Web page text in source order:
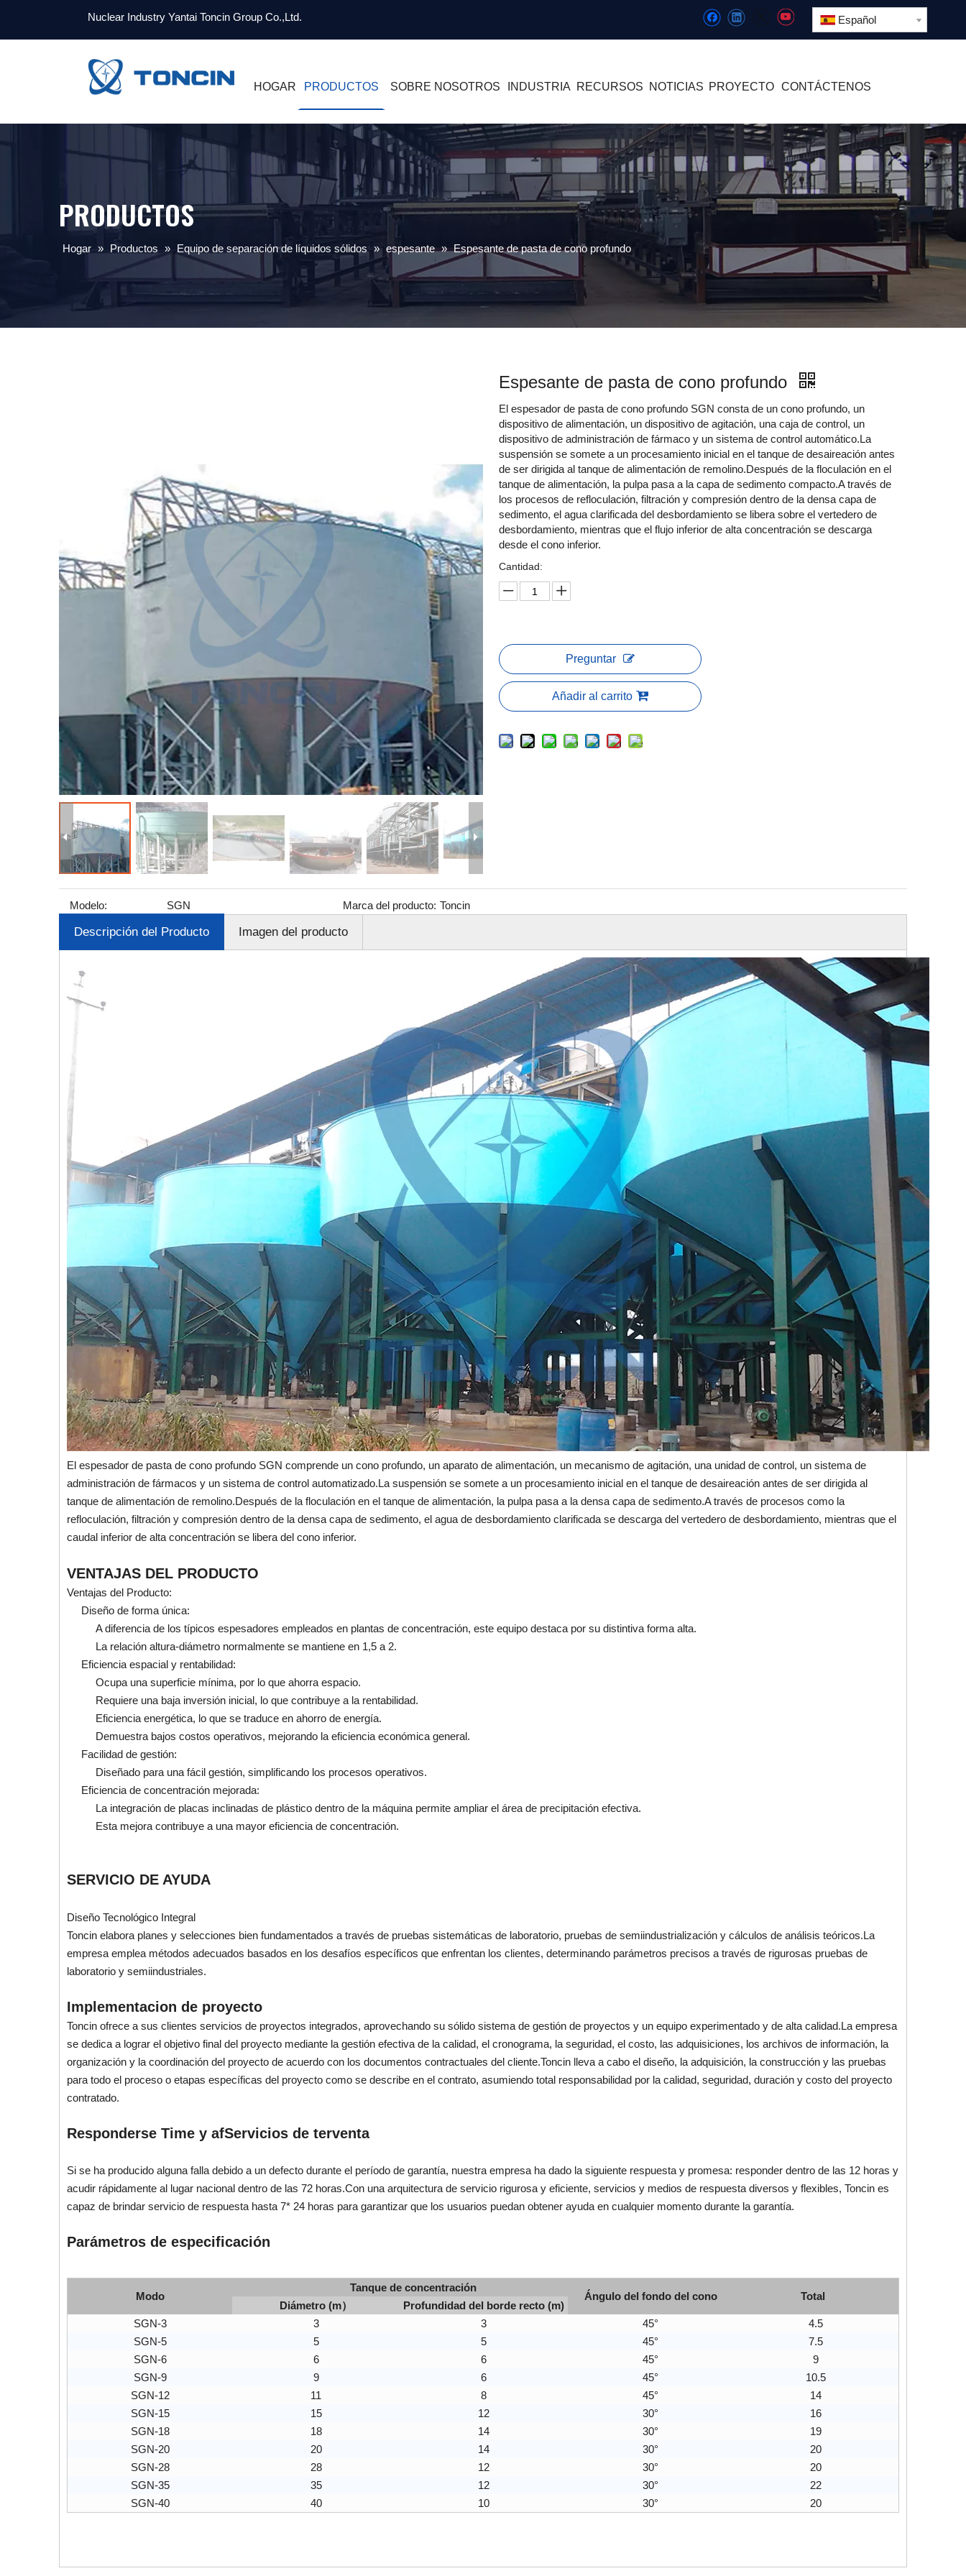
Nuclear Industry Yantai Toncin Group Co.,Ltd. Español
HOGAR PRODUCTOS SOBRE NOSOTROS INDUSTRIA RECURSOS NOTICIAS PROYECTO CONTÁCTENOS
PRODUCTOS
Hogar » Productos » Equipo de separación de líquidos sólidos » espesante » Espesante de pasta de cono profundo
Espesante de pasta de cono profundo
El espesador de pasta de cono profundo SGN consta de un cono profundo, un
dispositivo de alimentación, un dispositivo de agitación, una caja de control, un
dispositivo de administración de fármaco y un sistema de control automático.La
suspensión se somete a un procesamiento inicial en el tanque de desaireación antes
de ser dirigida al tanque de alimentación de remolino.Después de la floculación en el
tanque de alimentación, la pulpa pasa a la capa de sedimento compacto.A través de
los procesos de refloculación, filtración y compresión dentro de la densa capa de
sedimento, el agua clarificada del desbordamiento se libera sobre el vertedero de
desbordamiento, mientras que el flujo inferior de alta concentración se descarga
desde el cono inferior.
Cantidad:
Preguntar
Añadir al carrito
Modelo: SGN Marca del producto: Toncin
Descripción del Producto Imagen del producto
El espesador de pasta de cono profundo SGN comprende un cono profundo, un aparato de alimentación, un mecanismo de agitación, una unidad de control, un sistema de
administración de fármacos y un sistema de control automatizado.La suspensión se somete a un procesamiento inicial en el tanque de desaireación antes de ser dirigida al
tanque de alimentación de remolino.Después de la floculación en el tanque de alimentación, la pulpa pasa a la densa capa de sedimento.A través de procesos como la
refloculación, filtración y compresión dentro de la densa capa de sedimento, el agua de desbordamiento clarificada se descarga del vertedero de desbordamiento, mientras que el
caudal inferior de alta concentración se libera del cono inferior.
VENTAJAS DEL PRODUCTO
Ventajas del Producto:
Diseño de forma única:
A diferencia de los típicos espesadores empleados en plantas de concentración, este equipo destaca por su distintiva forma alta.
La relación altura-diámetro normalmente se mantiene en 1,5 a 2.
Eficiencia espacial y rentabilidad:
Ocupa una superficie mínima, por lo que ahorra espacio.
Requiere una baja inversión inicial, lo que contribuye a la rentabilidad.
Eficiencia energética, lo que se traduce en ahorro de energía.
Demuestra bajos costos operativos, mejorando la eficiencia económica general.
Facilidad de gestión:
Diseñado para una fácil gestión, simplificando los procesos operativos.
Eficiencia de concentración mejorada:
La integración de placas inclinadas de plástico dentro de la máquina permite ampliar el área de precipitación efectiva.
Esta mejora contribuye a una mayor eficiencia de concentración.
SERVICIO DE AYUDA
Diseño Tecnológico Integral
Toncin elabora planes y selecciones bien fundamentados a través de pruebas sistemáticas de laboratorio, pruebas de semiindustrialización y cálculos de análisis teóricos.La
empresa emplea métodos adecuados basados ​​en los desafíos específicos que enfrentan los clientes, determinando parámetros precisos a través de rigurosas pruebas de
laboratorio y semiindustriales.
Implementacion de proyecto
Toncin ofrece a sus clientes servicios de proyectos integrados, aprovechando su sólido sistema de gestión de proyectos y un equipo experimentado y de alta calidad.La empresa
se dedica a lograr el objetivo final del proyecto mediante la gestión efectiva de la calidad, el cronograma, la seguridad, el costo, las adquisiciones, los archivos de información, la
organización y la coordinación del proyecto de acuerdo con los documentos contractuales del cliente.Toncin lleva a cabo el diseño, la adquisición, la construcción y las pruebas
para todo el proceso o etapas específicas del proyecto como se describe en el contrato, asumiendo total responsabilidad por la calidad, seguridad, duración y costo del proyecto
contratado.
Responderse Time y afServicios de terventa
Si se ha producido alguna falla debido a un defecto durante el período de garantía, nuestra empresa ha dado la siguiente respuesta y promesa: responder dentro de las 12 horas y
acudir rápidamente al lugar nacional dentro de las 72 horas.Con una arquitectura de servicio rigurosa y eficiente, servicios y medios de respuesta diversos y flexibles, Toncin es
capaz de brindar servicio de respuesta hasta 7* 24 horas para garantizar que los usuarios puedan obtener ayuda en cualquier momento durante la garantía.
Parámetros de especificación
Modo
Tanque de concentración
Ángulo del fondo del cono Total
Diámetro (m）
Profundidad del borde recto (m)
SGN-3
3 3 45°
4.5
SGN-5
5 5 45°
7.5
SGN-6
6 6 45°
9
SGN-9
9 6 45°
10.5
SGN-12
11 8 45°
14
SGN-15
15 12 30°
16
SGN-18
18 14 30°
19
SGN-20
20 14 30°
20
SGN-28
28 12 30°
20
SGN-35
35 12 30°
22
SGN-40
40 10 30° 20